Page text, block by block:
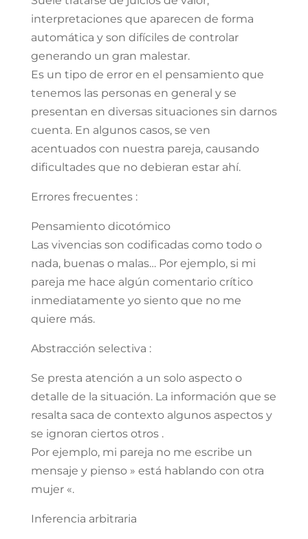
interpretaciones que aparecen de forma
automática y son difíciles de controlar
generando un gran malestar.
Es un tipo de error en el pensamiento que
tenemos las personas en general y se
presentan en diversas situaciones sin darnos
cuenta. En algunos casos, se ven
acentuados con nuestra pareja, causando
dificultades que no debieran estar ahí.
Errores frecuentes :
Pensamiento dicotómico
Las vivencias son codificadas como todo o
nada, buenas o malas… Por ejemplo, si mi
pareja me hace algún comentario crítico
inmediatamente yo siento que no me
quiere más.
Abstracción selectiva :
Se presta atención a un solo aspecto o
detalle de la situación. La información que se
resalta saca de contexto algunos aspectos y
se ignoran ciertos otros .
Por ejemplo, mi pareja no me escribe un
mensaje y pienso » está hablando con otra
mujer «.
Inferencia arbitraria